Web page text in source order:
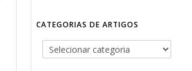
CATEGORIAS DE ARTIGOS